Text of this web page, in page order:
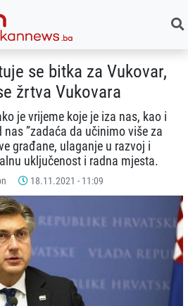
se bitka za Vukovar,
žrtva Vukovara
je vrijeme koje je iza nas, kao i
nas ”zadaća da učinimo više za
građane, ulaganje u razvoj i
uključenost i radna mjesta.
18.11.2021 - 11:09